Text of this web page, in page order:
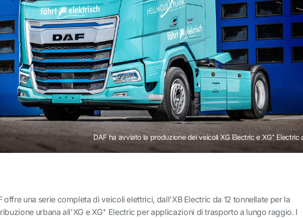
DAF ha avviato la produzione dei veicoli XG Electric e XG⁺ Electric
offre una serie completa di veicoli elettrici, dall'XB Electric da 12 tonnellate per la
urbana all'XG e XG+ Electric per applicazioni di trasporto a lungo raggio. I